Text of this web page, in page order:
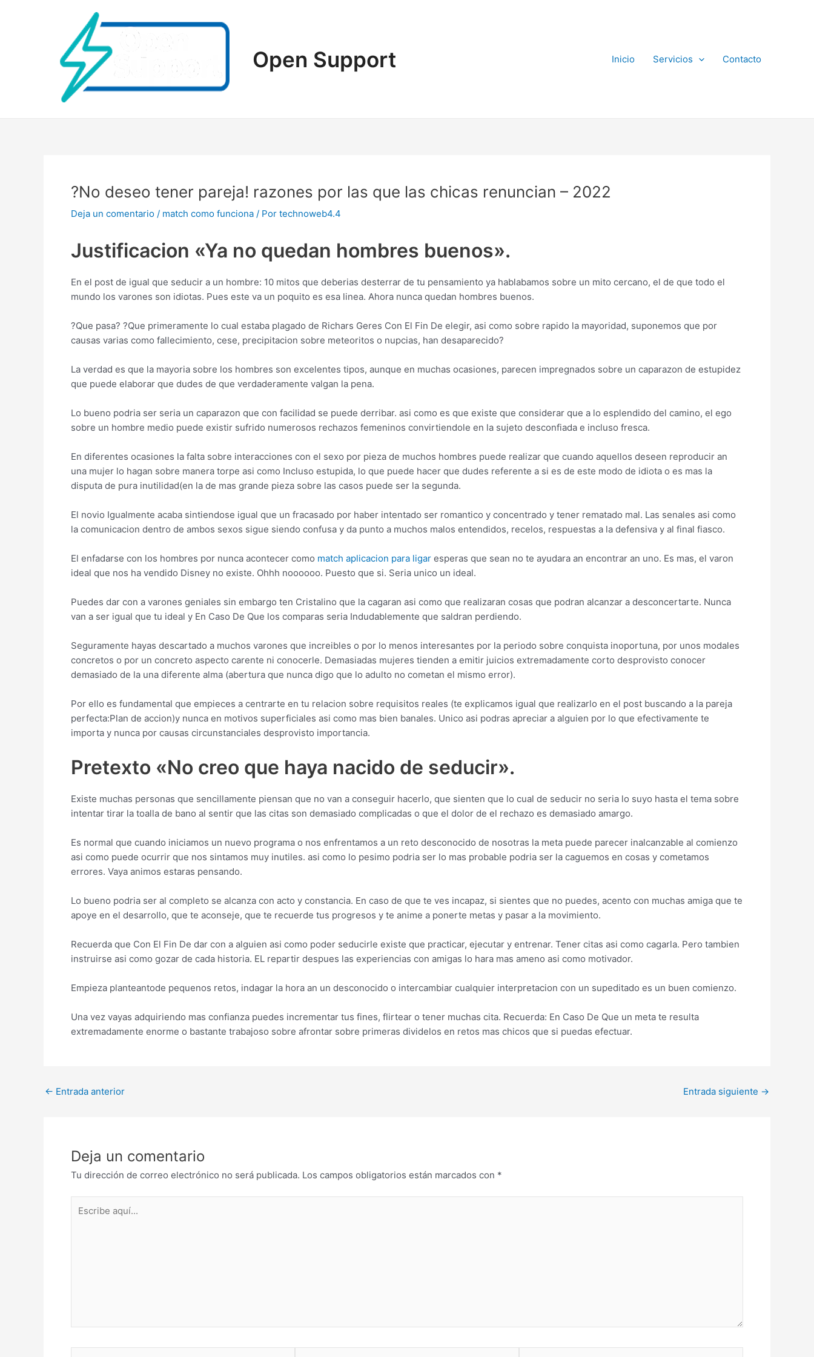
Open Support Inicio Servicios Contacto
?No deseo tener pareja! razones por las que las chicas renuncian – 2022
Deja un comentario / match como funciona / Por technoweb4.4
Justificacion «Ya no quedan hombres buenos».
En el post de igual que seducir a un hombre: 10 mitos que deberias desterrar de tu pensamiento ya hablabamos sobre un mito cercano, el de que todo el
mundo los varones son idiotas. Pues este va un poquito es esa linea. Ahora nunca quedan hombres buenos.
?Que pasa? ?Que primeramente lo cual estaba plagado de Richars Geres Con El Fin De elegir, asi­ como sobre rapido la mayoridad, suponemos que por
causas varias como fallecimiento, cese, precipitacion sobre meteoritos o nupcias, han desaparecido?
La verdad es que la mayoria sobre los hombres son excelentes tipos, aunque en muchas ocasiones, parecen impregnados sobre un caparazon de estupidez
que puede elaborar que dudes de que verdaderamente valgan la pena.
Lo bueno podri­a ser seri­a un caparazon que con facilidad se puede derribar. asi­ como es que existe que considerar que a lo esplendido del camino, el ego
sobre un hombre medio puede existir sufrido numerosos rechazos femeninos convirtiendole en la sujeto desconfiada e incluso fresca.
En diferentes ocasiones la falta sobre interacciones con el sexo por pieza de muchos hombres puede realizar que cuando aquellos deseen reproducir an
una mujer lo hagan sobre manera torpe asi­ como Incluso estupida, lo que puede hacer que dudes referente a si es de este modo de idiota o es mas la
disputa de pura inutilidad(en la de mas grande pieza sobre las casos puede ser la segunda.
El novio Igualmente acaba sintiendose igual que un fracasado por haber intentado ser romantico y concentrado y tener rematado mal. Las senales asi­ como
la comunicacion dentro de ambos sexos sigue siendo confusa y da punto a muchos malos entendidos, recelos, respuestas a la defensiva y al final fiasco.
El enfadarse con los hombres por nunca acontecer como match aplicacion para ligar esperas que sean no te ayudara an encontrar an uno. Es mas, el varon
ideal que nos ha vendido Disney no existe. Ohhh noooooo. Puesto que si. Seri­a unico un ideal.
Puedes dar con a varones geniales sin embargo ten Cristalino que la cagaran asi­ como que realizaran cosas que podran alcanzar a desconcertarte. Nunca
van a ser igual que tu ideal y En Caso De Que los comparas seri­a Indudablemente que saldran perdiendo.
Seguramente hayas descartado a muchos varones que increibles o por lo menos interesantes por la periodo sobre conquista inoportuna, por unos modales
concretos o por un concreto aspecto carente ni conocerle. Demasiadas mujeres tienden a emitir juicios extremadamente corto desprovisto conocer
demasiado de la una diferente alma (abertura que nunca digo que lo adulto no cometan el mismo error).
Por ello es fundamental que empieces a centrarte en tu relacion sobre requisitos reales (te explicamos igual que realizarlo en el post buscando a la pareja
perfecta:Plan de accion)y nunca en motivos superficiales asi­ como mas bien banales. Unico asi podras apreciar a alguien por lo que efectivamente te
importa y nunca por causas circunstanciales desprovisto importancia.
Pretexto «No creo que haya nacido de seducir».
Existe muchas personas que sencillamente piensan que no van a conseguir hacerlo, que sienten que lo cual de seducir no seri­a lo suyo hasta el tema sobre
intentar tirar la toalla de bano al sentir que las citas son demasiado complicadas o que el dolor de el rechazo es demasiado amargo.
Es normal que cuando iniciamos un nuevo programa o nos enfrentamos a un reto desconocido de nosotras la meta puede parecer inalcanzable al comienzo
asi­ como puede ocurrir que nos sintamos muy inutiles. asi­ como lo pesimo podri­a ser lo mas probable podri­a ser la caguemos en cosas y cometamos
errores. Vaya animos estaras pensando.
Lo bueno podri­a ser al completo se alcanza con acto y constancia. En caso de que te ves incapaz, si sientes que no puedes, acento con muchas amiga que te
apoye en el desarrollo, que te aconseje, que te recuerde tus progresos y te anime a ponerte metas y pasar a la movimiento.
Recuerda que Con El Fin De dar con a alguien asi­ como poder seducirle existe que practicar, ejecutar y entrenar. Tener citas asi­ como cagarla. Pero tambien
instruirse asi­ como gozar de cada historia. EL repartir despues las experiencias con amigas lo hara mas ameno asi­ como motivador.
Empieza planteantode pequenos retos, indagar la hora an un desconocido o intercambiar cualquier interpretacion con un supeditado es un buen comienzo.
Una vez vayas adquiriendo mas confianza puedes incrementar tus fines, flirtear o tener muchas cita. Recuerda: En Caso De Que un meta te resulta
extremadamente enorme o bastante trabajoso sobre afrontar sobre primeras dividelos en retos mas chicos que si puedas efectuar.
Post
← Entrada anterior Entrada siguiente →
Deja un comentario
Tu dirección de correo electrónico no será publicada. Los campos obligatorios están marcados con *
aquí...